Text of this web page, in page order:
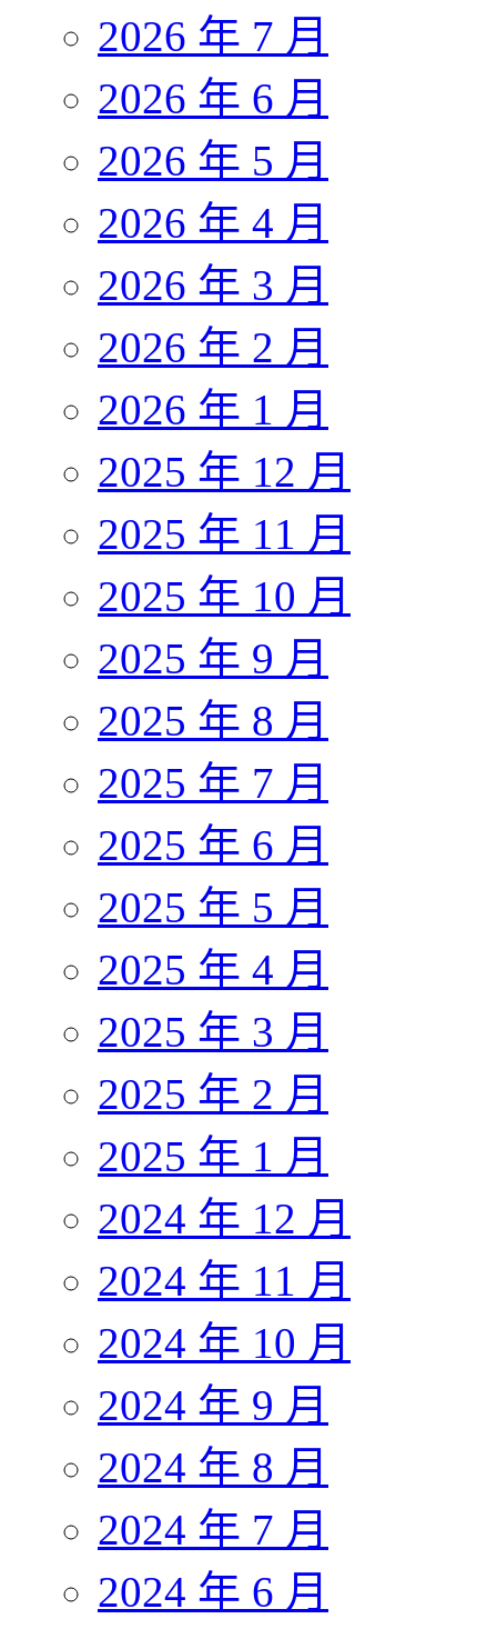
2026 年 7 月
2026 年 6 月
2026 年 5 月
2026 年 4 月
2026 年 3 月
2026 年 2 月
2026 年 1 月
2025 年 12 月
2025 年 11 月
2025 年 10 月
2025 年 9 月
2025 年 8 月
2025 年 7 月
2025 年 6 月
2025 年 5 月
2025 年 4 月
2025 年 3 月
2025 年 2 月
2025 年 1 月
2024 年 12 月
2024 年 11 月
2024 年 10 月
2024 年 9 月
2024 年 8 月
2024 年 7 月
2024 年 6 月